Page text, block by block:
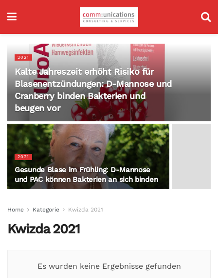
2021
Kalte Jahreszeit erhöht Risiko für
Blasenentzündungen: D-Mannose und
Cranberry binden Bakterien und
beugen vor
2021
Gesunde Blase im Frühling: D-Mannose
und PAC können Bakterien an sich binden
Home Kategorie Kwizda 2021
Kwizda 2021
Es wurden keine Ergebnisse gefunden